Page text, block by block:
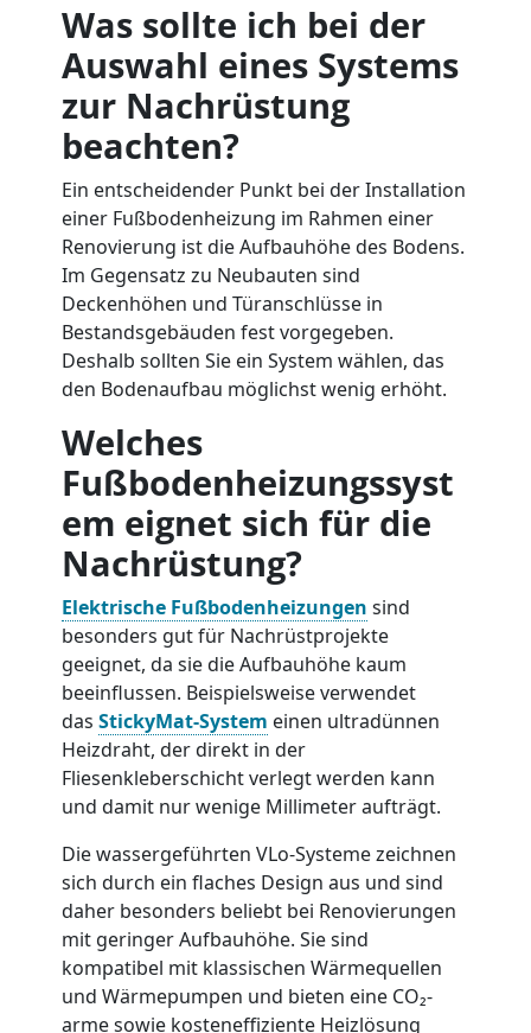
Was sollte ich bei der
Auswahl eines Systems
zur Nachrüstung
beachten?
Ein entscheidender Punkt bei der Installation
einer Fußbodenheizung im Rahmen einer
Renovierung ist die Aufbauhöhe des Bodens.
Im Gegensatz zu Neubauten sind
Deckenhöhen und Türanschlüsse in
Bestandsgebäuden fest vorgegeben.
Deshalb sollten Sie ein System wählen, das
den Bodenaufbau möglichst wenig erhöht.
Welches
Fußbodenheizungssyst
em eignet sich für die
Nachrüstung?
Elektrische Fußbodenheizungen sind
besonders gut für Nachrüstprojekte
geeignet, da sie die Aufbauhöhe kaum
beeinflussen. Beispielsweise verwendet
das StickyMat-System einen ultradünnen
Heizdraht, der direkt in der
Fliesenkleberschicht verlegt werden kann
und damit nur wenige Millimeter aufträgt.
Die wassergeführten VLo-Systeme zeichnen
sich durch ein flaches Design aus und sind
daher besonders beliebt bei Renovierungen
mit geringer Aufbauhöhe. Sie sind
kompatibel mit klassischen Wärmequellen
und Wärmepumpen und bieten eine CO₂-
arme sowie kosteneffiziente Heizlösung